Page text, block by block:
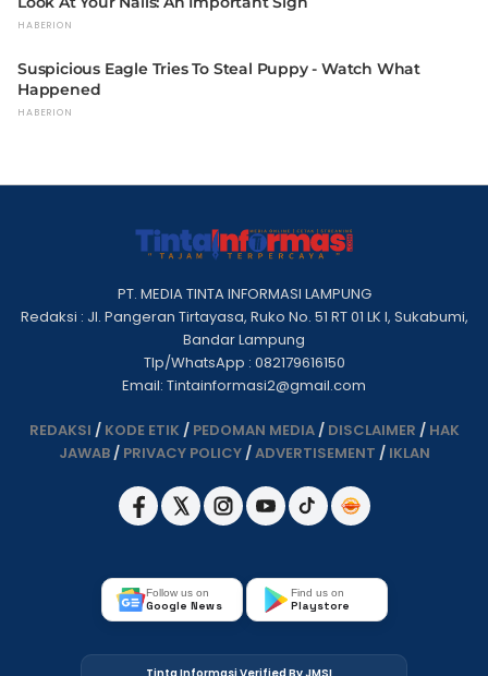
PT. MEDIA TINTA INFORMASI LAMPUNG
Redaksi : Jl. Pangeran Tirtayasa, Ruko No. 51 RT 01 LK I, Sukabumi,
Bandar Lampung
Tlp/WhatsApp : 082179616150
Email: Tintainformasi2@gmail.com
REDAKSI / KODE ETIK / PEDOMAN MEDIA/ DISCLAIMER / HAK
JAWAB/ PRIVACY POLICY/ADVERTISEMENT / IKLAN
Follow us on
Google News
Find us on
Playstore